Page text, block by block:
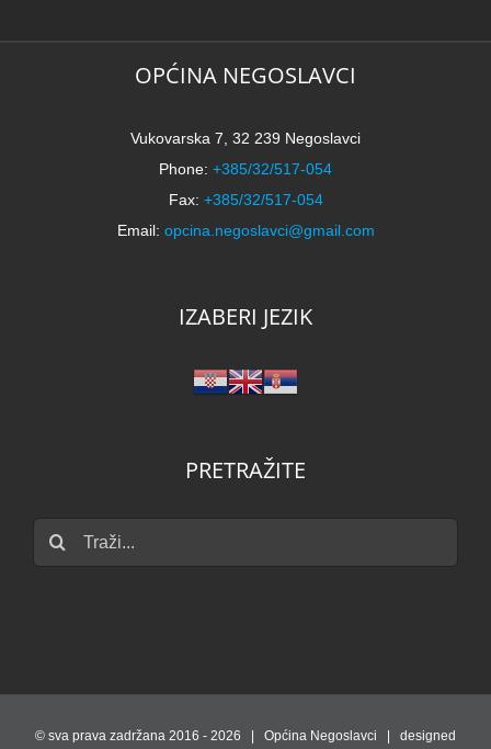
OPĆINA NEGOSLAVCI
Vukovarska 7, 32 239 Negoslavci
Phone: +385/32/517-054
Fax: +385/32/517-054
Email: opcina.negoslavci@gmail.com
IZABERI JEZIK
PRETRAŽITE
Traži...
© sva prava zadržana 2016 - 2026 | Općina Negoslavci | designed